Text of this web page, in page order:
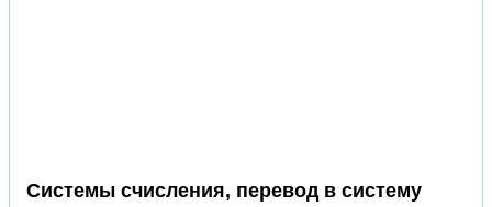
Системы счисления, перевод в систему